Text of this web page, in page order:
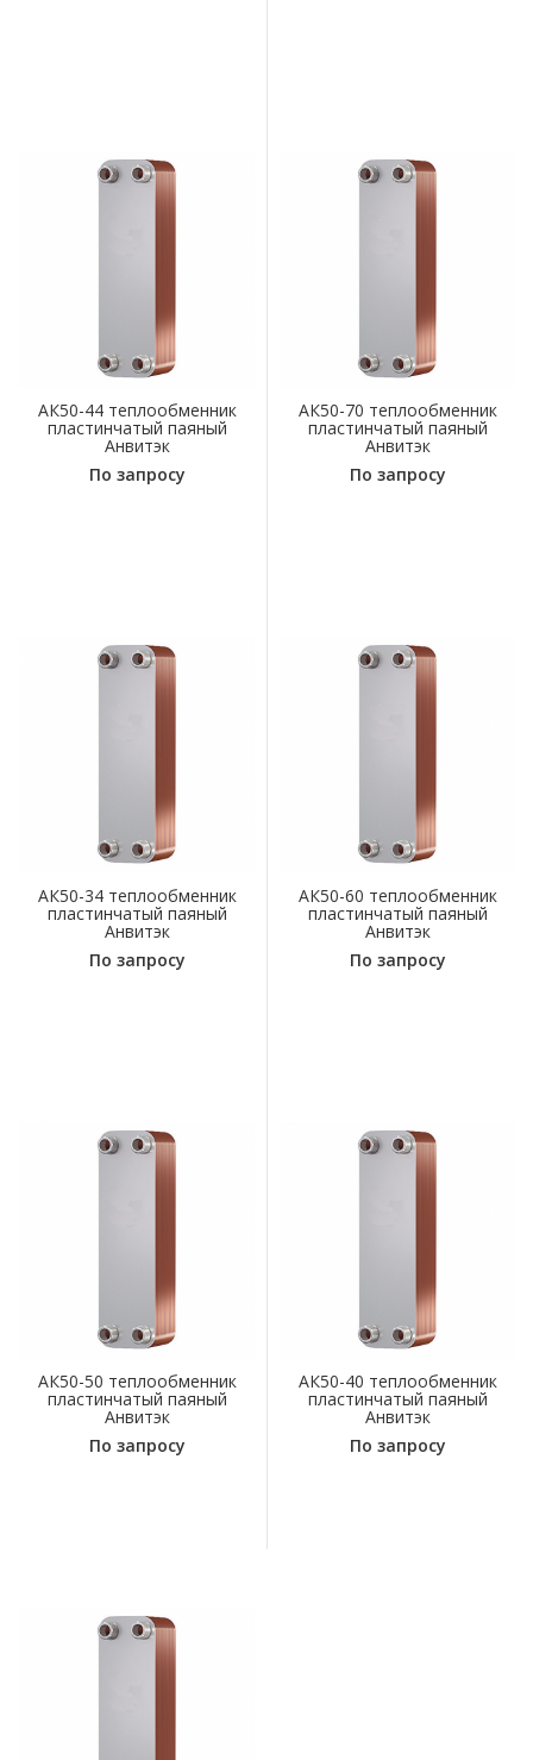
АК50-44 теплообменник
пластинчатый паяный
Анвитэк
По запросу
АК50-70 теплообменник
пластинчатый паяный
Анвитэк
По запросу
АК50-34 теплообменник
пластинчатый паяный
Анвитэк
По запросу
АК50-60 теплообменник
пластинчатый паяный
Анвитэк
По запросу
АК50-50 теплообменник
пластинчатый паяный
Анвитэк
По запросу
АК50-40 теплообменник
пластинчатый паяный
Анвитэк
По запросу